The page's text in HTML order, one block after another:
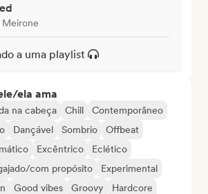
a uma playlist
ela ama
na cabeça Chill
Contemporâneo
Dançável Sombrio
Offbeat
Excêntrico
Eclético
com propósito
Experimental
Good vibes Groovy
Hardcore